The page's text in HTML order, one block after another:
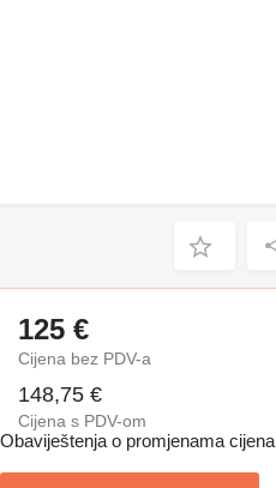
125 €
Cijena bez PDV-a
148,75 €
Cijena s PDV-om
Obaviještenja o promjenama cijena